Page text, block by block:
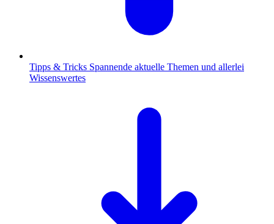
Tipps & Tricks Spannende aktuelle Themen und allerlei
Wissenswertes